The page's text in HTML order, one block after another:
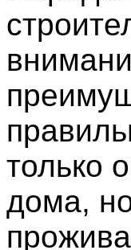
только
дома,